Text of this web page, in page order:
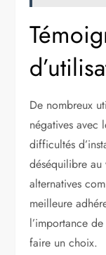
De nombreux
négatives avec
difficultés
déséquilibre au
alternatives
meilleure
l’importance
faire un choix.